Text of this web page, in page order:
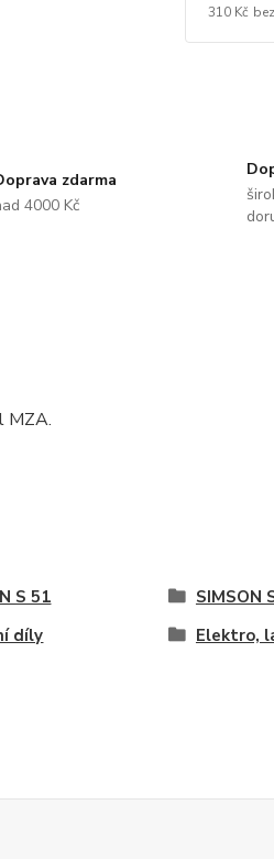
310 Kč
zdarma
4000 Kč
MZA.
S 51 SIMSON
díly Elektro,